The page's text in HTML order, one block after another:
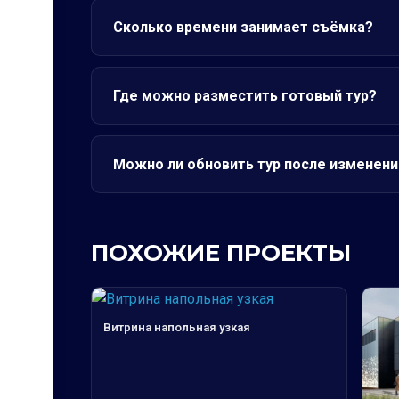
Сколько времени занимает съёмка?
Где можно разместить готовый тур?
Можно ли обновить тур после
ПОХОЖИЕ ПРОЕКТЫ
Витрина напольная узкая